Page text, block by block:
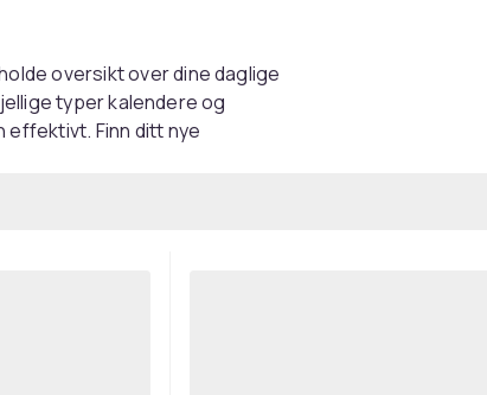
oversikt over dine daglige
typer kalendere og
effektivt. Finn ditt nye